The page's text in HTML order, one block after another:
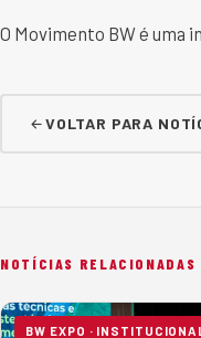
O Movimento BW é uma
VOLTAR PARA
NOTÍCIAS RELACIONADAS
BW EXPO ·